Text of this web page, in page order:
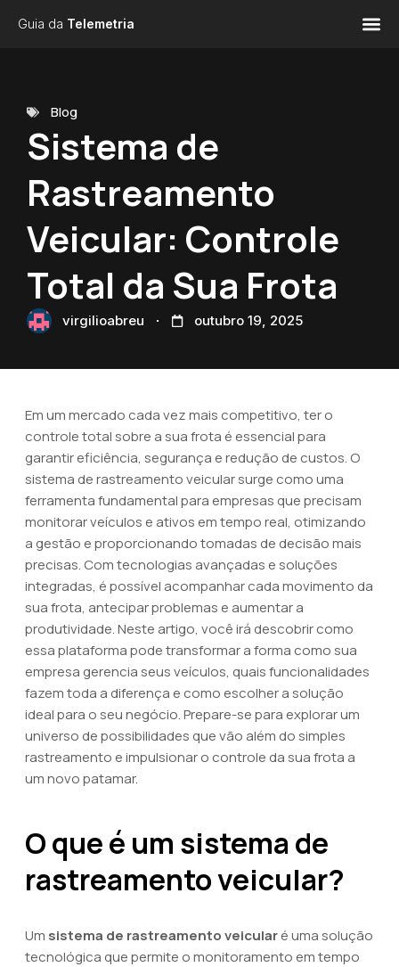
Guia da Telemetria
Blog
Sistema de
Rastreamento
Veicular: Controle
Total da Sua Frota
virgilioabreu outubro 19, 2025
Em um mercado cada vez mais competitivo, ter o
controle total sobre a sua frota é essencial para
garantir eficiência, segurança e redução de custos. O
sistema de rastreamento veicular surge como uma
ferramenta fundamental para empresas que precisam
monitorar veículos e ativos em tempo real, otimizando
a gestão e proporcionando tomadas de decisão mais
precisas. Com tecnologias avançadas e soluções
integradas, é possível acompanhar cada movimento da
sua frota, antecipar problemas e aumentar a
produtividade. Neste artigo, você irá descobrir como
essa plataforma pode transformar a forma como sua
empresa gerencia seus veículos, quais funcionalidades
fazem toda a diferença e como escolher a solução
ideal para o seu negócio. Prepare-se para explorar um
universo de possibilidades que vão além do simples
rastreamento e impulsionar o controle da sua frota a
um novo patamar.
O que é um sistema de
rastreamento veicular?
Um sistema de rastreamento veicularé uma solução
tecnológica que permite o monitoramento em tempo